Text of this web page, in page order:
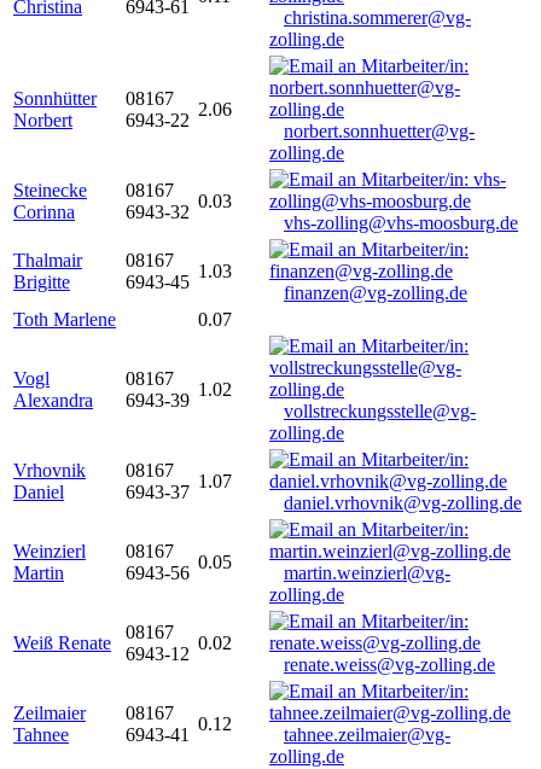
Christina
6943-61
christina.sommerer@vg-
zolling.de
Sonnhütter
Norbert
08167
6943-22
2.06
norbert.sonnhuetter@vg-
zolling.de
Steinecke
Corinna
08167
6943-32
0.03
vhs-zolling@vhs-moosburg.de
Thalmair
Brigitte
08167
6943-45
1.03
finanzen@vg-zolling.de
Toth Marlene
0.07
Vogl
Alexandra
08167
6943-39
1.02
vollstreckungsstelle@vg-
zolling.de
Vrhovnik
Daniel
08167
6943-37
1.07
daniel.vrhovnik@vg-zolling.de
Weinzierl
Martin
08167
6943-56
0.05
martin.weinzierl@vg-
zolling.de
Weiß Renate
08167
6943-12
0.02
renate.weiss@vg-zolling.de
Zeilmaier
Tahnee
08167
6943-41
0.12
tahnee.zeilmaier@vg-
zolling.de